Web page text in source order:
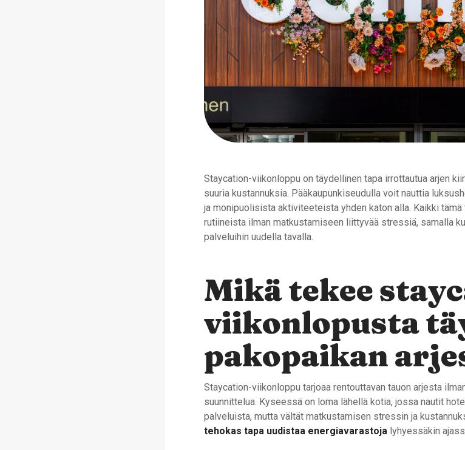
Staycation-viikonloppu on täydellinen tapa irrottautua arjen
suuria kustannuksia. Pääkaupunkiseudulla voit nauttia
ja monipuolisista aktiviteeteista yhden katon alla. Kaikki tämä
rutiineista ilman matkustamiseen liittyvää stressiä, samalla
palveluihin uudella tavalla.
Mikä tekee
viikonlopusta
pakopaikan
Staycation-viikonloppu tarjoaa rentouttavan tauon arjesta
suunnittelua. Kyseessä on loma lähellä kotia, jossa nautit
palveluista, mutta vältät matkustamisen stressin ja
tehokas tapa uudistaa energiavarastojalyhyessäkin